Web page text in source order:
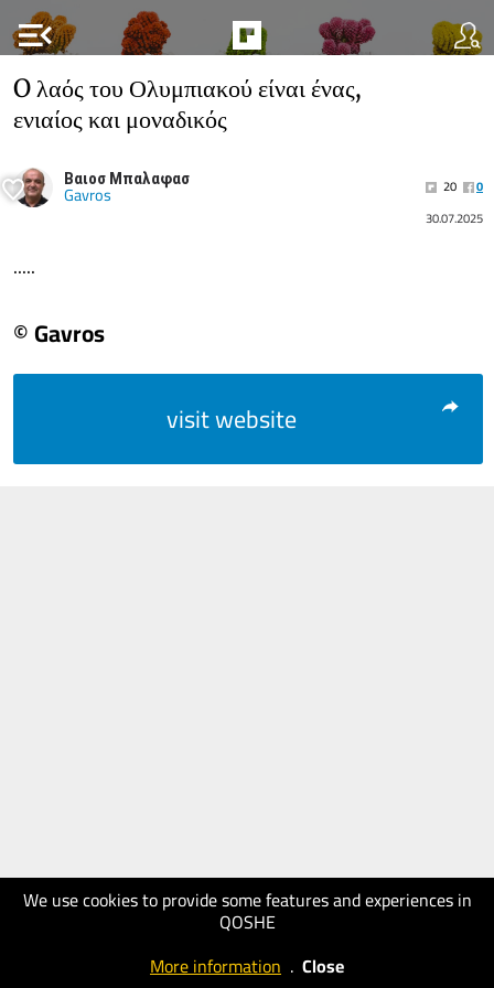
menu_open
We use cookies to provide some features and experiences in
QOSHE
More information . Close
O λαός του Ολυμπιακού είναι ένας,
ενιαίος και μοναδικός
Βαιοσ Μπαλαφασ
Gavros 20
0
30.07.2025
.....
© Gavros
visit website